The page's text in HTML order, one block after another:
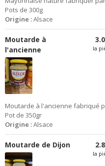
Pots de 300g
Origine :Alsace
Moutarde à
l'ancienne
la
Moutarde à l'ancienne fabriqué
Pot de 350gr
Origine :Alsace
Moutarde de Dijon
la